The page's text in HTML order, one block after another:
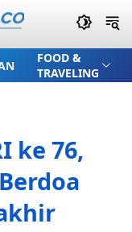
FOOD &
TRAVELING
ke 76,